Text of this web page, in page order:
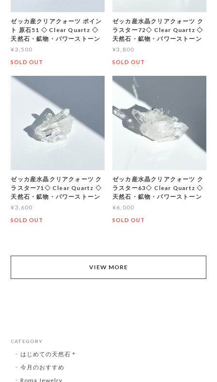
ゼッカ産クリアクォーツ ポイン
ト 原石51 ◇ Clear Quartz ◇
天然石・鉱物・パワーストーン
¥3,500
SOLD OUT
ゼッカ産水晶クリアクォーツ ク
ラスター72◇ Clear Quartz ◇
天然石・鉱物・パワーストーン
¥3,800
SOLD OUT
ゼッカ産水晶クリアクォーツ ク
ラスター71◇ Clear Quartz ◇
天然石・鉱物・パワーストーン
¥3,600
SOLD OUT
ゼッカ産水晶クリアクォーツ ク
ラスター63◇ Clear Quartz ◇
天然石・鉱物・パワーストーン
¥6,000
SOLD OUT
VIEW MORE
CATEGORY
はじめての天然石＊
今月のおすすめ
Roma Jewelry